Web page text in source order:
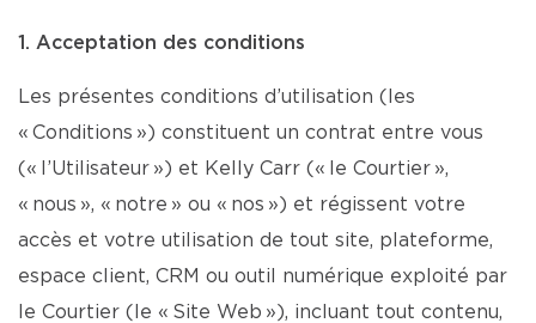
1. Acceptation des conditions
Les présentes conditions d’utilisation (les
« Conditions ») constituent un contrat entre vous
(« l’Utilisateur ») et Kelly Carr (« le Courtier »,
« nous », « notre » ou « nos ») et régissent votre
accès et votre utilisation de tout site, plateforme,
espace client, CRM ou outil numérique exploité par
le Courtier (le « Site Web »), incluant tout contenu,